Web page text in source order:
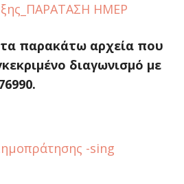
ΗΜΕΡ
παρακάτω αρχεία που
διαγωνισμό με
-sing